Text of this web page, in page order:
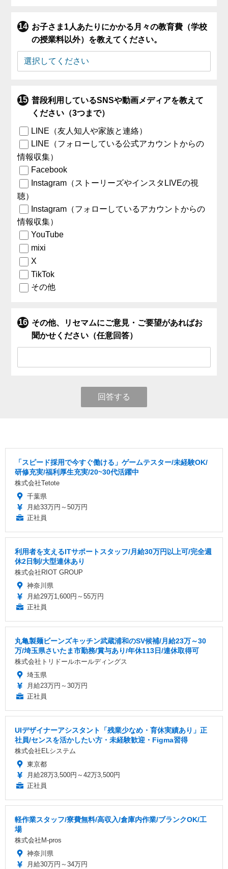
お子さま1人あたりにかかる月々の教育費（学校
の授業料以外）を教えてください。
普段利用しているSNSや動画メディアを教えて
ください（3つまで）
LINE（友人知人や家族と連絡）
LINE（フォローしている公式アカウントからの
情報収集）
Facebook
Instagram（ストーリーズやインスタLIVEの視
聴）
Instagram（フォローしているアカウントからの
情報収集）
YouTube
mixi
X
TikTok
その他
その他、リセマムにご意見・ご要望があればお
聞かせください（任意回答）
回答する
「スピード採用で今すぐ働ける」ゲームテスター/未経験OK/
研修充実/福利厚生充実/20~30代活躍中
株式会社Tetote
千葉県
月給33万円～50万円
正社員
利用者を支えるITサポートスタッフ/月給30万円以上可/完全週
休2日制/大型連休あり
株式会社RIOT GROUP
神奈川県
月給29万1,600円～55万円
正社員
丸亀製麺ビーンズキッチン武蔵浦和のSV候補/月給23万～30
万/埼玉県さいたま市勤務/賞与あり/年休113日/連休取得可
株式会社トリドールホールディングス
埼玉県
月給23万円～30万円
正社員
UIデザイナーアシスタント「残業少なめ・育休実績あり」正
社員/センスを活かしたい方・未経験歓迎・Figma習得
株式会社ELシステム
東京都
月給28万3,500円～42万3,500円
正社員
軽作業スタッフ/寮費無料/高収入/倉庫内作業/ブランクOK/工
場
株式会社M-pros
神奈川県
月給30万円～34万円